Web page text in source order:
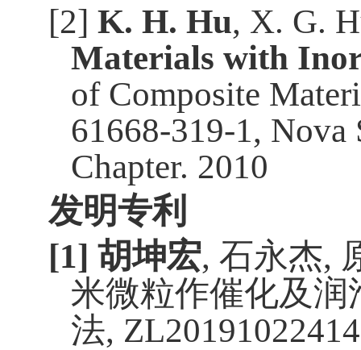
[2] K. H. Hu, X. G.
Materials with
of Composite
61668-319-1, Nova
Chapter. 2010
发明专利
[1] 胡坤宏, 石永杰,
米微粒作催化及
法,